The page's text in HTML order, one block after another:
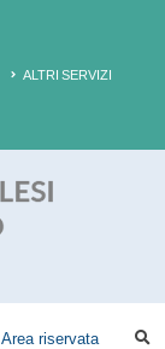
ALTRI SERVIZI
Area riservata